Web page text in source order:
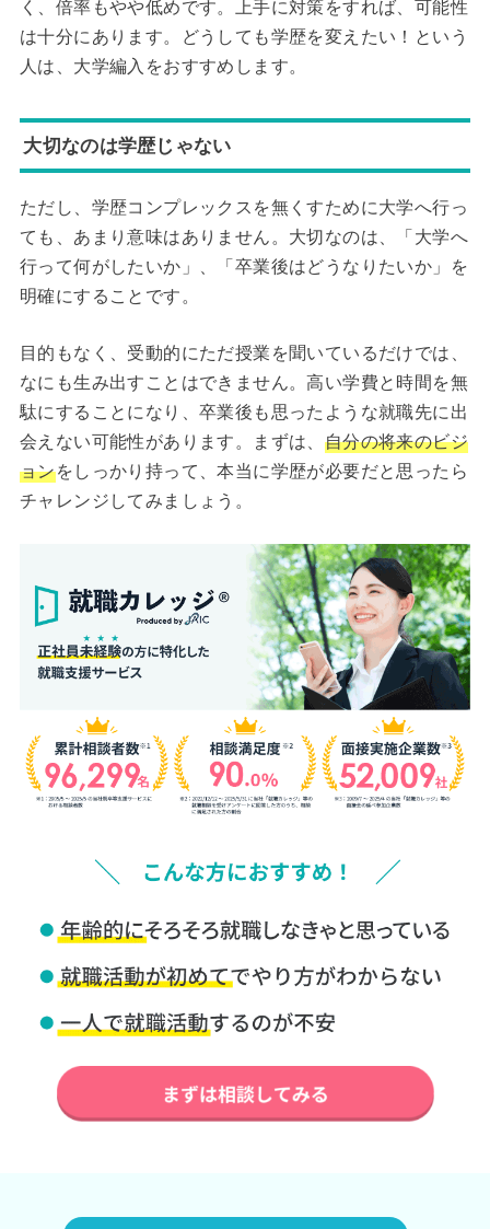
く、倍率もやや低めです。上手に対策をすれば、可能性
は十分にあります。どうしても学歴を変えたい！という
人は、大学編入をおすすめします。
大切なのは学歴じゃない
ただし、学歴コンプレックスを無くすために大学へ行っ
ても、あまり意味はありません。大切なのは、「大学へ
行って何がしたいか」、「卒業後はどうなりたいか」を
明確にすることです。
目的もなく、受動的にただ授業を聞いているだけでは、
なにも生み出すことはできません。高い学費と時間を無
駄にすることになり、卒業後も思ったような就職先に出
会えない可能性があります。まずは、 自分の将来のビジ
ョンをしっかり持って、本当に学歴が必要だと思ったら
チャレンジしてみましょう。